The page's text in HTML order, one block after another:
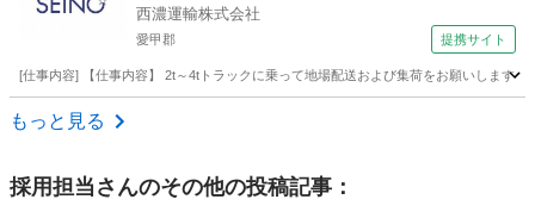
西濃運輸株式会社
愛甲郡 提携サイト
[仕事内容] 【仕事内容】 2t～4tトラックに乗って地場配送および集荷をお願いします
神奈川 愛甲郡
もっと見る
採用担当 さんのその他の投稿記事：